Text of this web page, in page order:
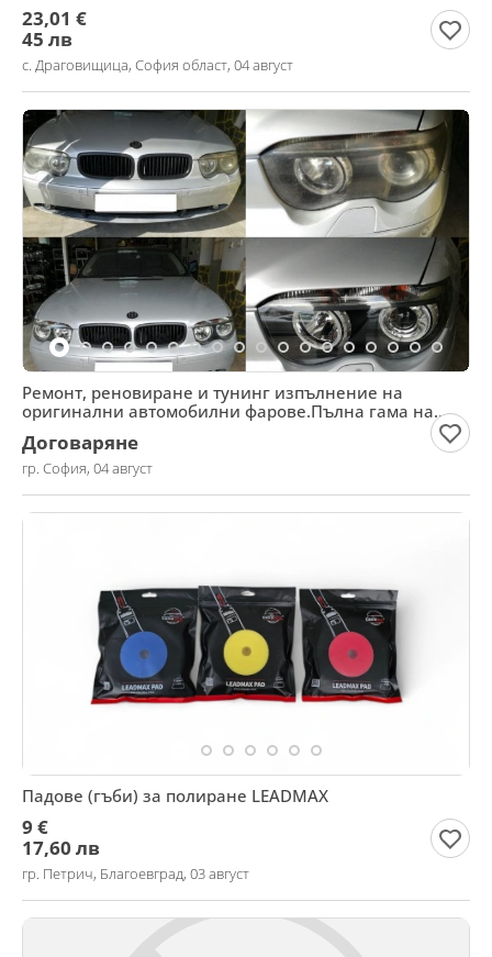
23,01 €
45 лв
с. Драговищица, София област, 04 август
Ремонт, реновиране и тунинг изпълнение на
оригинални автомобилни фарове.Пълна гама на
Договаряне
гр. София, 04 август
Падове (гъби) за полиране LEADMAX
9 €
17,60 лв
гр. Петрич, Благоевград, 03 август